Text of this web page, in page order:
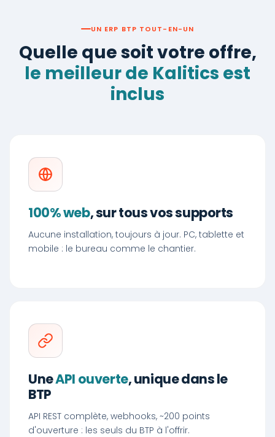
UN ERP BTP TOUT-EN-UN
Quelle que soit votre offre,
le meilleur de Kalitics est
inclus
100% web, sur tous vos supports
Aucune installation, toujours à jour. PC, tablette et
mobile : le bureau comme le chantier.
UneAPI ouverte, unique dans le
BTP
API REST complète, webhooks, ~200 points
d'ouverture : les seuls du BTP à l'offrir.